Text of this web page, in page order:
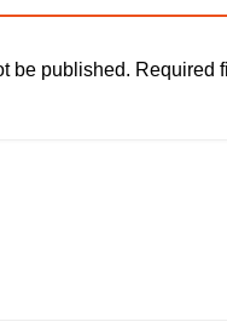
be published. Required